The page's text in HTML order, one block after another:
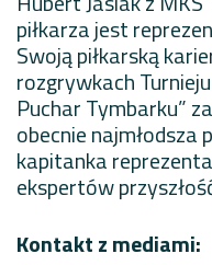
piłkarza jest
Swoją piłkarską
rozgrywkach
Puchar Tymbarku”
obecnie najmłodsza
kapitanka
ekspertów
Kontakt z mediami: